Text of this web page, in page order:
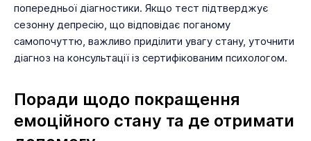
попередньої діагностики. Якщо тест підтверджує
сезонну депресію, що відповідає поганому
самопочуттю, важливо приділити увагу стану, уточнити
діагноз на консультації із сертифікованим психологом.
Поради щодо покращення
емоційного стану та де отримати